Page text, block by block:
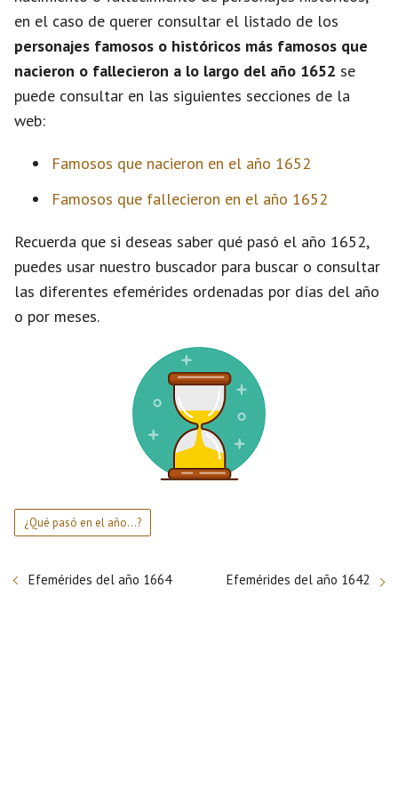
en el caso de querer consultar el listado de los
personajes famosos o históricos más famosos que
nacieron o fallecieron a lo largo del año 1652 se
puede consultar en las siguientes secciones de la
web:
Famosos que nacieron en el año 1652
Famosos que fallecieron en el año 1652
Recuerda que si deseas saber qué pasó el año 1652,
puedes usar nuestro buscador para buscar o consultar
las diferentes efemérides ordenadas por días del año
o por meses.
¿Qué pasó en el año...?
Efemérides del año 1664 Efemérides del año 1642